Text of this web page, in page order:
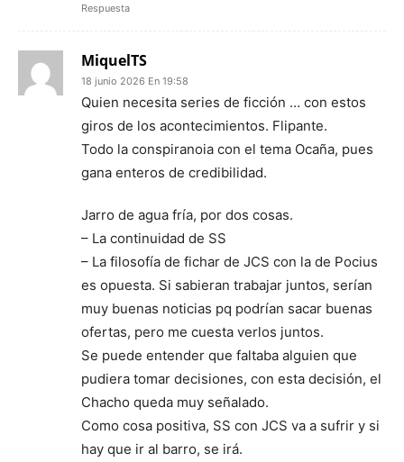
Respuesta
MiquelTS
18 junio 2026 En 19:58
Quien necesita series de ficción … con estos
giros de los acontecimientos. Flipante.
Todo la conspiranoia con el tema Ocaña, pues
gana enteros de credibilidad.
Jarro de agua fría, por dos cosas.
– La continuidad de SS
– La filosofía de fichar de JCS con la de Pocius
es opuesta. Si sabieran trabajar juntos, serían
muy buenas noticias pq podrían sacar buenas
ofertas, pero me cuesta verlos juntos.
Se puede entender que faltaba alguien que
pudiera tomar decisiones, con esta decisión, el
Chacho queda muy señalado.
Como cosa positiva, SS con JCS va a sufrir y si
hay que ir al barro, se irá.